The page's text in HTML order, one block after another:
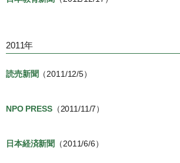
2011年
読売新聞 （2011/12/5）
NPO PRESS（2011/11/7）
日本経済新聞 （2011/6/6）